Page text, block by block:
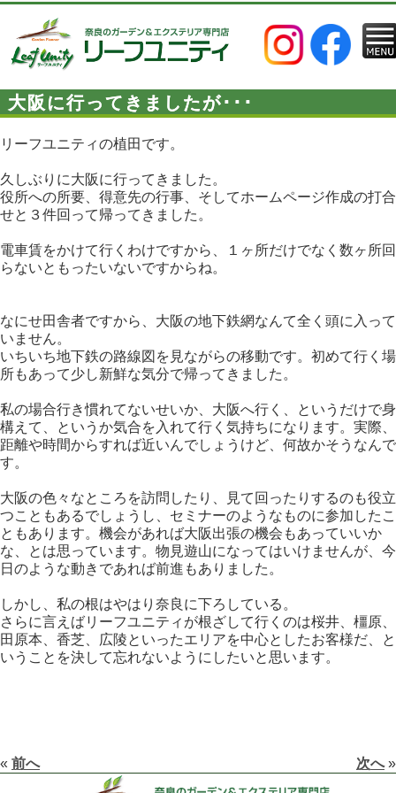
大阪に行ってきましたが･･･
リーフユニティの植田です。
久しぶりに大阪に行ってきました。
役所への所要、得意先の行事、そしてホームページ作成の打合
せと３件回って帰ってきました。
電車賃をかけて行くわけですから、１ヶ所だけでなく数ヶ所回
らないともったいないですからね。
なにせ田舎者ですから、大阪の地下鉄網なんて全く頭に入って
いません。
いちいち地下鉄の路線図を見ながらの移動です。初めて行く場
所もあって少し新鮮な気分で帰ってきました。
私の場合行き慣れてないせいか、大阪へ行く、というだけで身
構えて、というか気合を入れて行く気持ちになります。実際、
距離や時間からすれば近いんでしょうけど、何故かそうなんで
す。
大阪の色々なところを訪問したり、見て回ったりするのも役立
つこともあるでしょうし、セミナーのようなものに参加したこ
ともあります。機会があれば大阪出張の機会もあっていいか
な、とは思っています。物見遊山になってはいけませんが、今
日のような動きであれば前進もありました。
しかし、私の根はやはり奈良に下ろしている。
さらに言えばリーフユニティが根ざして行くのは桜井、橿原、
田原本、香芝、広陵といったエリアを中心としたお客様だ、と
いうことを決して忘れないようにしたいと思います。
« 前へ 次へ»